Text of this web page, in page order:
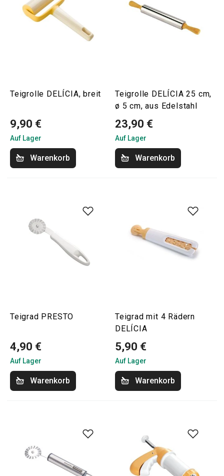
Teigrolle DELÍCIA, breit
9,90 €
Auf Lager
Warenkorb
Teigrolle DELÍCIA 25 cm,
ø 5 cm, aus Edelstahl
23,90 €
Auf Lager
Warenkorb
Teigrad PRESTO
4,90 €
Auf Lager
Warenkorb
Teigrad mit 4 Rädern
DELÍCIA
5,90 €
Auf Lager
Warenkorb